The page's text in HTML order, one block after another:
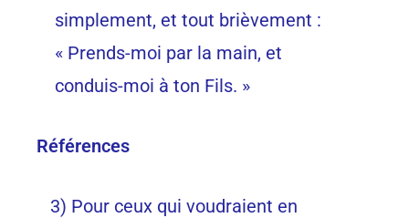
simplement, et tout brièvement :
« Prends-moi par la main, et
conduis-moi à ton Fils. »
Références
3) Pour ceux qui voudraient en